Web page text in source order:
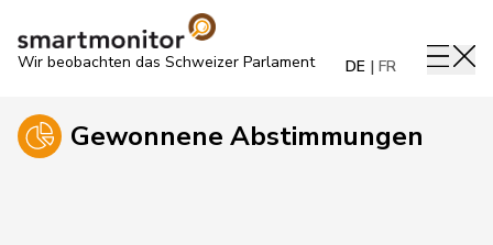
Wir beobachten das Schweizer Parlament DE FR
Gewonnene Abstimmungen